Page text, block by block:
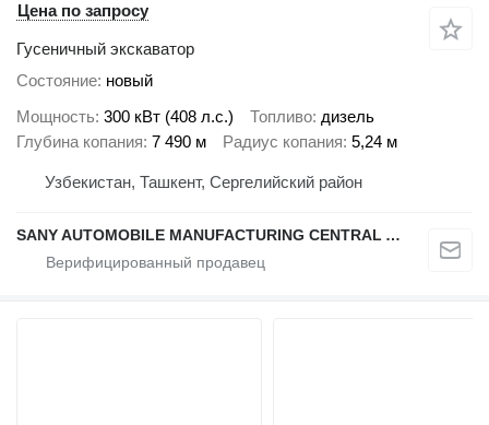
Цена по запросу
Гусеничный экскаватор
Состояние новый
Мощность 300 кВт (408 л.с.) Топливо дизель
Глубина копания 7 490 м Радиус копания 5,24 м
Узбекистан, Ташкент, Сергелийский район
SANY AUTOMOBILE MANUFACTURING CENTRAL ASIA